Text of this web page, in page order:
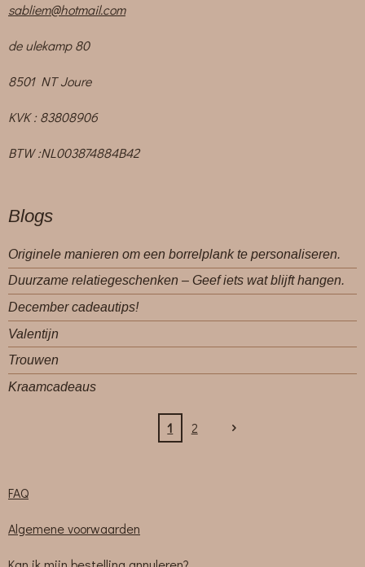
sabliem@hotmail.com
de ulekamp 80
8501 NT Joure
KVK : 83808906
BTW :NL003874884B42
Blogs
Originele manieren om een borrelplank te personaliseren.
Duurzame relatiegeschenken – Geef iets wat blijft hangen.
December cadeautips!
Valentijn
Trouwen
Kraamcadeaus
1 2
FAQ
Algemene voorwaarden